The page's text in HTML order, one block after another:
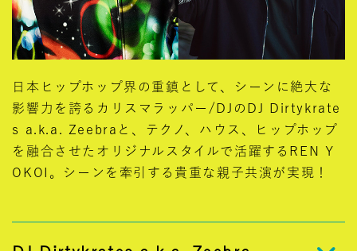
日本ヒップホップ界の重鎮として、シーンに絶大な
影響力を誇るカリスマラッパー/DJのDJ Dirtykrate
s a.k.a. Zeebraと、テクノ、ハウス、ヒップホップ
を融合させたオリジナルスタイルで活躍するREN Y
OKOI。シーンを牽引する貴重な親子共演が実現！